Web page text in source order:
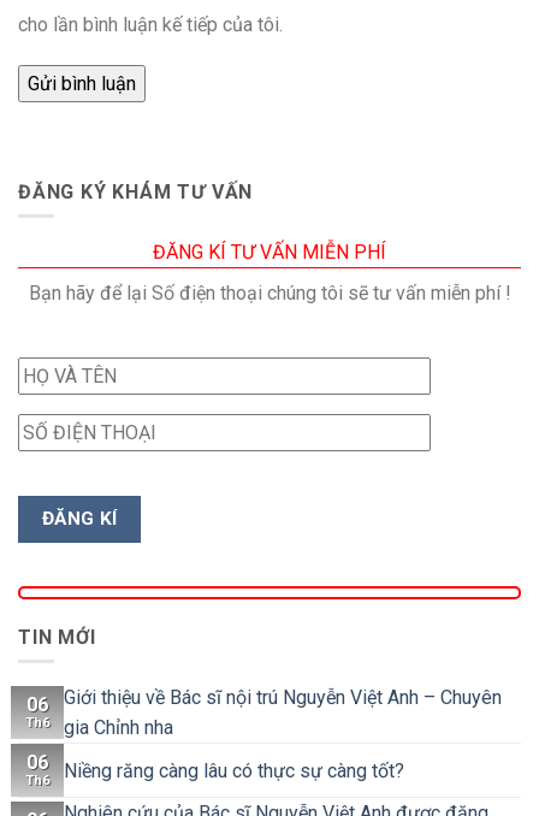
cho lần bình luận kế tiếp của tôi.
ĐĂNG KÝ KHÁM TƯ VẤN
ĐĂNG KÍ TƯ VẤN MIỄN PHÍ
Bạn hãy để lại Số điện thoại chúng tôi sẽ tư vấn miễn phí !
TIN MỚI
06
Th6
Giới thiệu về Bác sĩ nội trú Nguyễn Việt Anh – Chuyên
gia Chỉnh nha
06
Th6 Niềng răng càng lâu có thực sự càng tốt?